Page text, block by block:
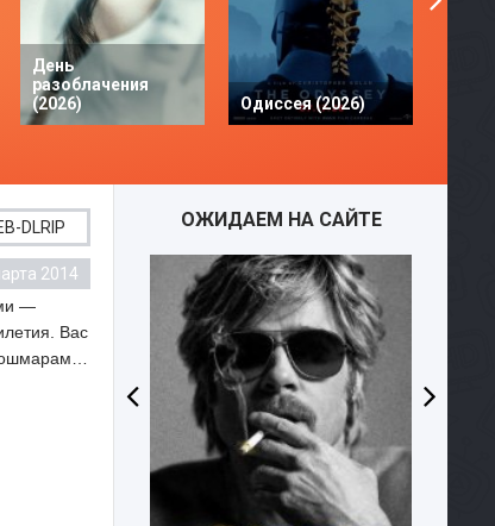
День
разоблачения
(2026)
Одиссея (2026)
DLRIP
2014
—
Вас
ОЖИДАЕМ НА САЙТЕ